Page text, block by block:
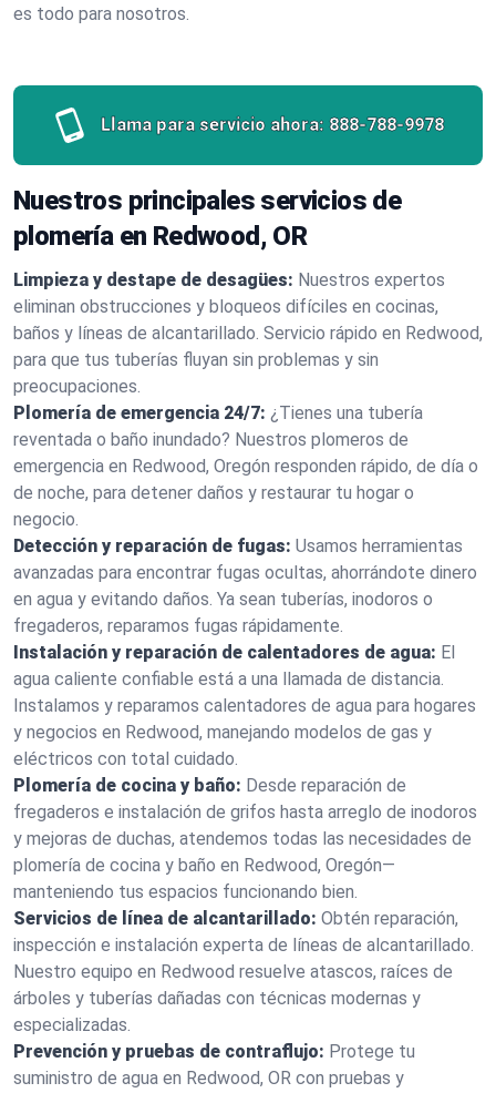
es todo para nosotros.
Llama para servicio ahora: 888-788-9978
Nuestros principales servicios de
plomería en Redwood, OR
Limpieza y destape de desagües: Nuestros expertos
eliminan obstrucciones y bloqueos difíciles en cocinas,
baños y líneas de alcantarillado. Servicio rápido en Redwood,
para que tus tuberías fluyan sin problemas y sin
preocupaciones.
Plomería de emergencia 24/7: ¿Tienes una tubería
reventada o baño inundado? Nuestros plomeros de
emergencia en Redwood, Oregón responden rápido, de día o
de noche, para detener daños y restaurar tu hogar o
negocio.
Detección y reparación de fugas: Usamos herramientas
avanzadas para encontrar fugas ocultas, ahorrándote dinero
en agua y evitando daños. Ya sean tuberías, inodoros o
fregaderos, reparamos fugas rápidamente.
Instalación y reparación de calentadores de agua: El
agua caliente confiable está a una llamada de distancia.
Instalamos y reparamos calentadores de agua para hogares
y negocios en Redwood, manejando modelos de gas y
eléctricos con total cuidado.
Plomería de cocina y baño: Desde reparación de
fregaderos e instalación de grifos hasta arreglo de inodoros
y mejoras de duchas, atendemos todas las necesidades de
plomería de cocina y baño en Redwood, Oregón—
manteniendo tus espacios funcionando bien.
Servicios de línea de alcantarillado: Obtén reparación,
inspección e instalación experta de líneas de alcantarillado.
Nuestro equipo en Redwood resuelve atascos, raíces de
árboles y tuberías dañadas con técnicas modernas y
especializadas.
Prevención y pruebas de contraflujo: Protege tu
suministro de agua en Redwood, OR con pruebas y